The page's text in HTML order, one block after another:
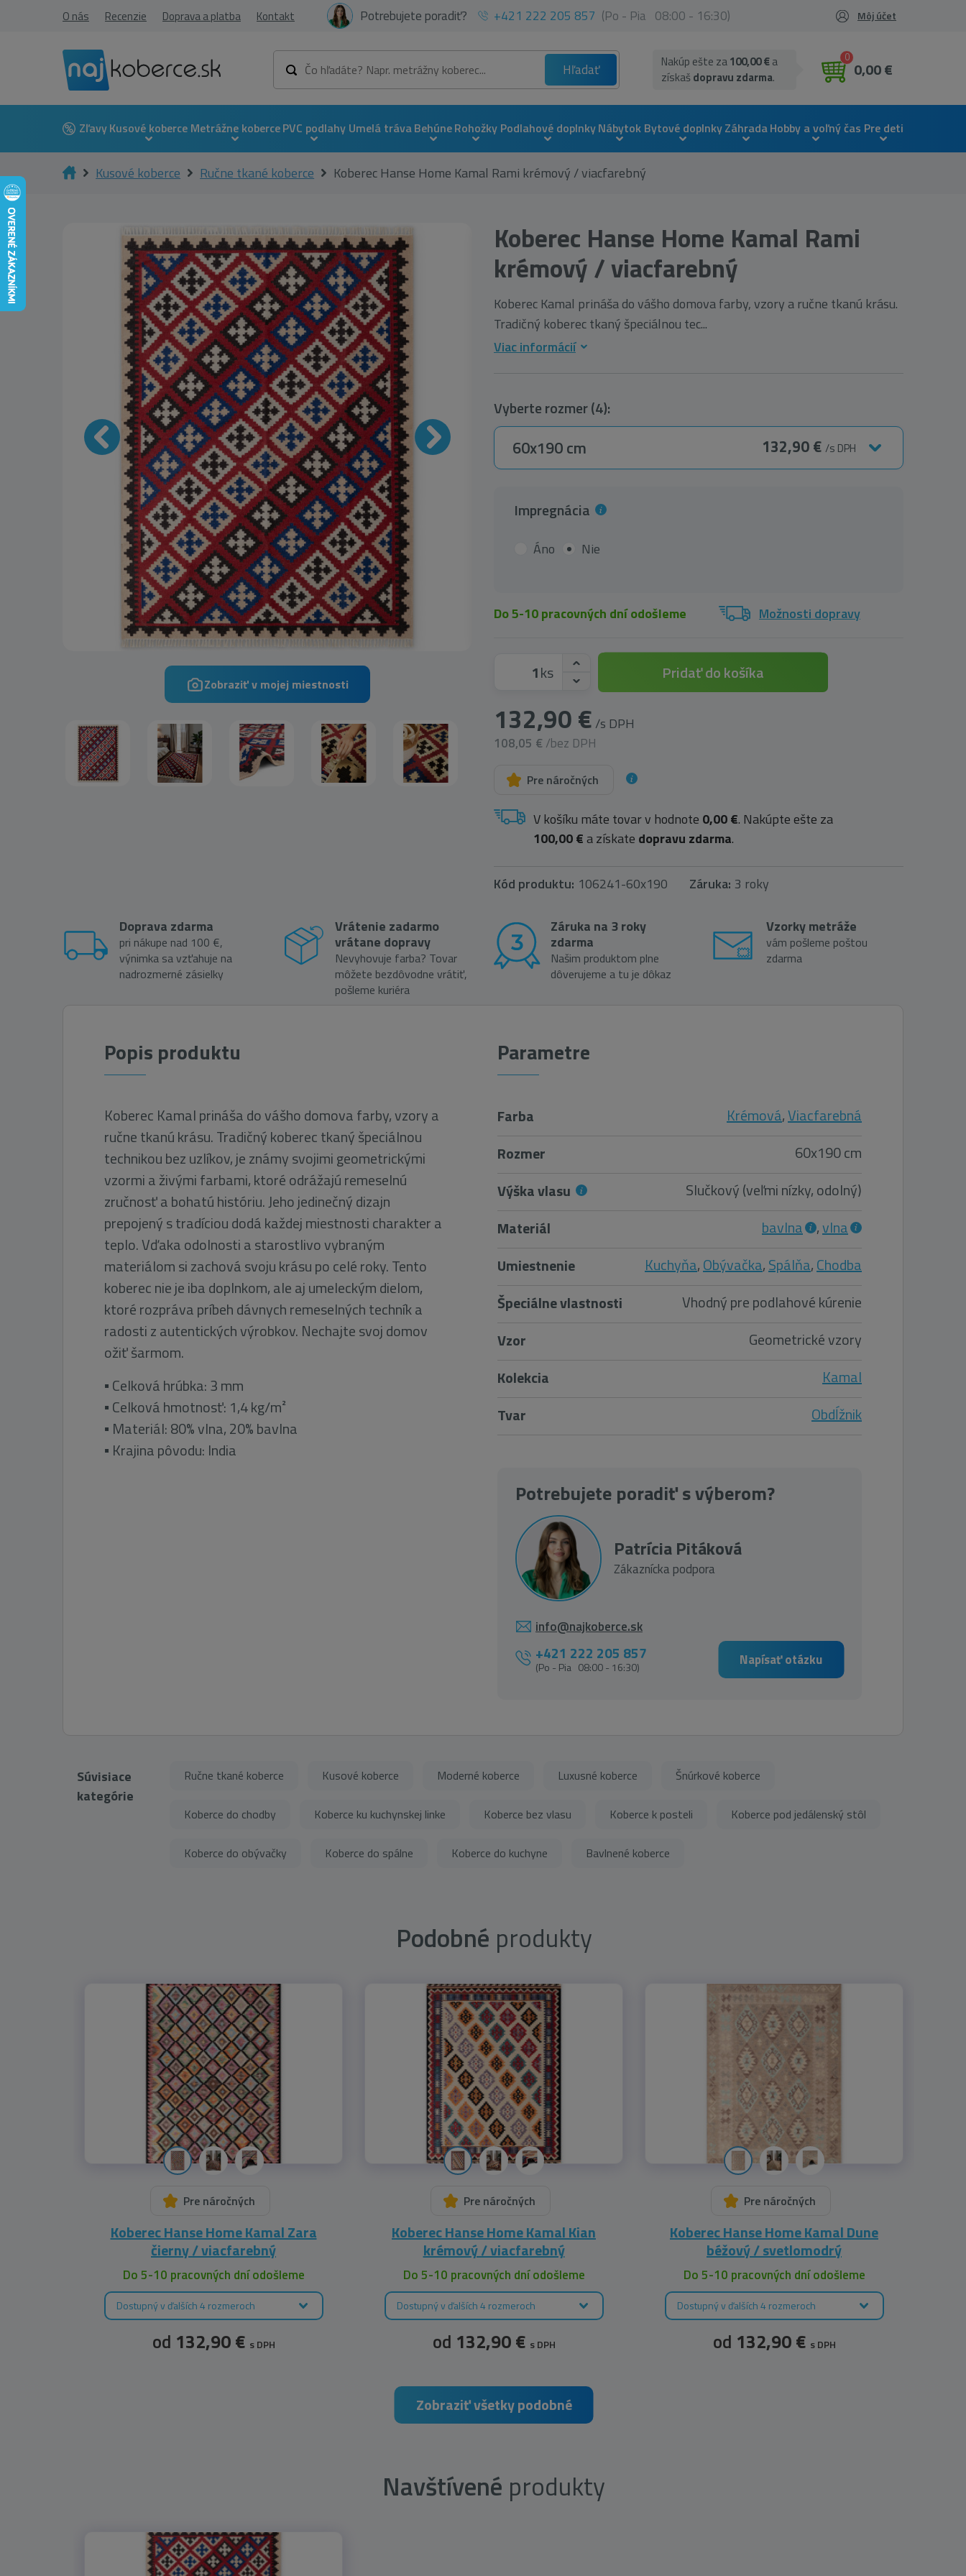
O nás Recenzie Doprava a platba Kontakt Potrebujete poradiť? +421 222 205 857 (Po - Pia 08:00 - 16:30) Môj účet
Hľadať
0
0,00 €
Nakúp ešte za100,00 €a
získaš dopravu zdarma.
ZľavyKusové koberce Metrážne kobercePVC podlahy Umelá trávaBehúneRohožky Podlahové doplnkyNábytok Bytové doplnkyZáhradaHobby a voľný čas Pre deti
Kusové koberce Ručne tkané koberce Koberec Hanse Home Kamal Rami krémový / viacfarebný
Zobraziť v mojej miestnosti
Koberec Hanse Home Kamal Rami
krémový / viacfarebný
Koberec Kamal prináša do vášho domova farby, vzory a ručne tkanú krásu.
Tradičný koberec tkaný špeciálnou tec...
Viac informácií
Vyberte rozmer (4):
60x190 cm 132,90 € /s DPH
Impregnácia
Áno Nie
Do 5-10 pracovných dní odošleme Možnosti dopravy
ks
132,90 € /s DPH
108,05 € /bez DPH
Pridať do košíka
Pre náročných
V košíku máte tovar v hodnote 0,00 €. Nakúpte ešte za
100,00 €a získate dopravu zdarma.
Kód produktu: 106241-60x190 Záruka: 3 roky
Doprava zdarma
pri nákupe nad 100 €,
výnimka sa vzťahuje na
nadrozmerné zásielky
Vrátenie zadarmo
vrátane dopravy
Nevyhovuje farba? Tovar
môžete bezdôvodne vrátiť,
pošleme kuriéra
Záruka na 3 roky
zdarma
Našim produktom plne
dôverujeme a tu je dôkaz
Vzorky metráže
vám pošleme poštou
zdarma
Popis produktu
Koberec Kamal prináša do vášho domova farby, vzory a
ručne tkanú krásu. Tradičný koberec tkaný špeciálnou
technikou bez uzlíkov, je známy svojimi geometrickými
vzormi a živými farbami, ktoré odrážajú remeselnú
zručnosť a bohatú históriu. Jeho jedinečný dizajn
prepojený s tradíciou dodá každej miestnosti charakter a
teplo. Vďaka odolnosti a starostlivo vybraným
materiálom si zachová svoju krásu po celé roky. Tento
koberec nie je iba doplnkom, ale aj umeleckým dielom,
ktoré rozpráva príbeh dávnych remeselných techník a
radosti z autentických výrobkov. Nechajte svoj domov
ožiť šarmom.
▪ Celková hrúbka: 3 mm
▪ Celková hmotnosť: 1,4 kg/m²
▪ Materiál: 80% vlna, 20% bavlna
▪ Krajina pôvodu: India
Parametre
Farba Krémová,Viacfarebná
Rozmer
60x190 cm
Výška vlasu
Slučkový (veľmi nízky, odolný)
Materiál
bavlna ,vlna
Umiestnenie
Kuchyňa,Obývačka,Spálňa,Chodba
Špeciálne vlastnosti
Vhodný pre podlahové kúrenie
Vzor
Geometrické vzory
Kolekcia
Kamal
Tvar
Obdĺžnik
Potrebujete poradiť s výberom?
Patrícia Pitáková
Zákaznícka podpora
info@najkoberce.sk
+421 222 205 857
(Po - Pia 08:00 - 16:30) Napísať otázku
Súvisiace
kategórie
Ručne tkané koberce Kusové koberce Moderné koberce Luxusné koberce Šnúrkové koberce
Koberce do chodby Koberce ku kuchynskej linke Koberce bez vlasu Koberce k posteli Koberce pod jedálenský stôl
Koberce do obývačky Koberce do spálne Koberce do kuchyne Bavlnené koberce
Podobné produkty
Pre náročných
Koberec Hanse Home Kamal Zara
čierny / viacfarebný
Do 5-10 pracovných dní odošleme
Dostupný v ďalších 4 rozmeroch
od 132,90 € s DPH
Pre náročných
Koberec Hanse Home Kamal Kian
krémový / viacfarebný
Do 5-10 pracovných dní odošleme
Dostupný v ďalších 4 rozmeroch
od 132,90 € s DPH
Pre náročných
Koberec Hanse Home Kamal Dune
béžový / svetlomodrý
Do 5-10 pracovných dní odošleme
Dostupný v ďalších 4 rozmeroch
od 132,90 € s DPH
Zobraziť všetky podobné
Navštívené produkty